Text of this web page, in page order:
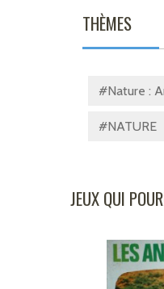
THÈMES
#Nature :
#NATURE
JEUX QUI